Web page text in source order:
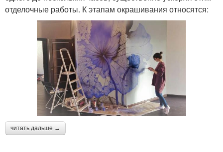
отделочные работы. К этапам окрашивания относятся:
читать дальше →